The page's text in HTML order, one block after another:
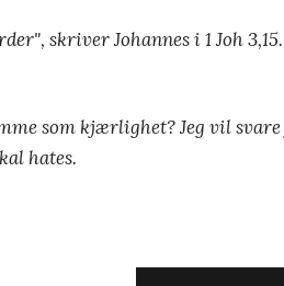
skriver Johannes i 1 Joh
som kjærlighet? Jeg vil
hates.